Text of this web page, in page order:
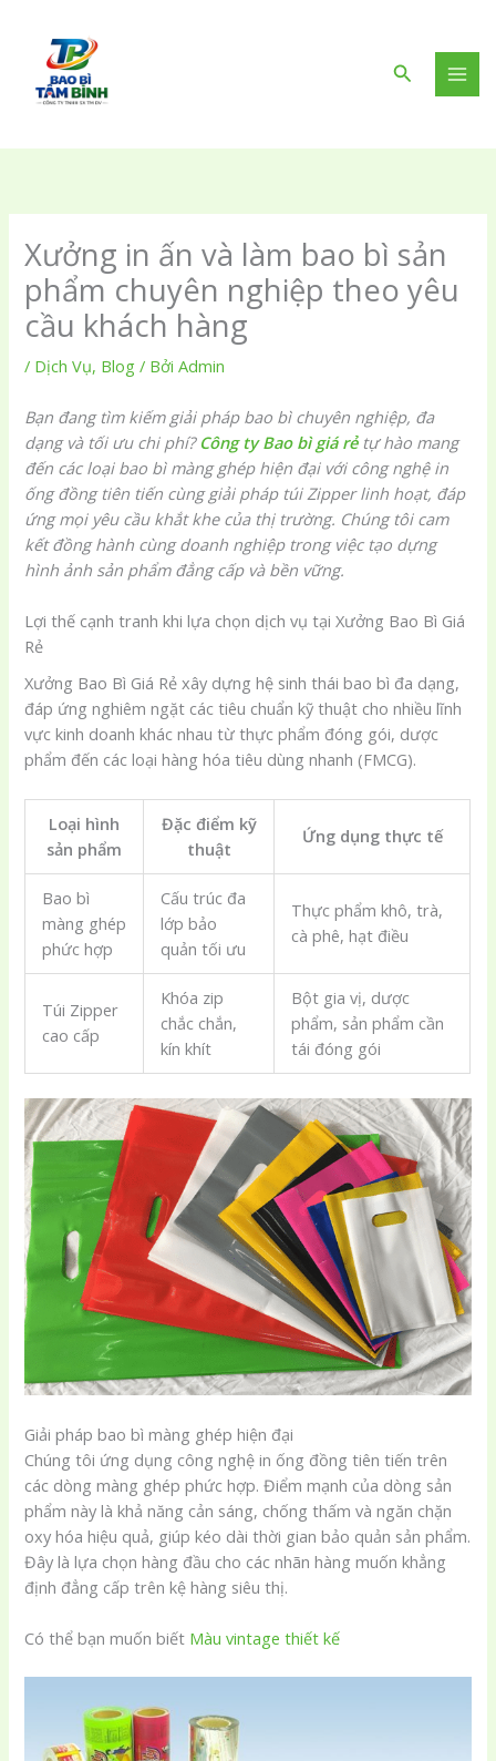
dung
Tìm
kiếm
Xưởng in ấn và làm bao bì sản
phẩm chuyên nghiệp theo yêu
cầu khách hàng
/ Dịch Vụ, Blog / BởiAdmin
Bạn đang tìm kiếm giải pháp bao bì chuyên nghiệp, đa
dạng và tối ưu chi phí? Công ty Bao bì giá rẻtự hào mang
đến các loại bao bì màng ghép hiện đại với công nghệ in
ống đồng tiên tiến cùng giải pháp túi Zipper linh hoạt, đáp
ứng mọi yêu cầu khắt khe của thị trường. Chúng tôi cam
kết đồng hành cùng doanh nghiệp trong việc tạo dựng
hình ảnh sản phẩm đẳng cấp và bền vững.
Lợi thế cạnh tranh khi lựa chọn dịch vụ tại Xưởng Bao Bì Giá
Rẻ
Xưởng Bao Bì Giá Rẻ xây dựng hệ sinh thái bao bì đa dạng,
đáp ứng nghiêm ngặt các tiêu chuẩn kỹ thuật cho nhiều lĩnh
vực kinh doanh khác nhau từ thực phẩm đóng gói, dược
phẩm đến các loại hàng hóa tiêu dùng nhanh (FMCG).
Loại hình
sản phẩm
Đặc điểm kỹ
thuật
Ứng dụng thực tế
Bao bì
màng ghép
phức hợp
Cấu trúc đa
lớp bảo
quản tối ưu
Thực phẩm khô, trà,
cà phê, hạt điều
Túi Zipper
cao cấp
Khóa zip
chắc chắn,
kín khít
Bột gia vị, dược
phẩm, sản phẩm cần
tái đóng gói
Giải pháp bao bì màng ghép hiện đại
Chúng tôi ứng dụng công nghệ in ống đồng tiên tiến trên
các dòng màng ghép phức hợp. Điểm mạnh của dòng sản
phẩm này là khả năng cản sáng, chống thấm và ngăn chặn
oxy hóa hiệu quả, giúp kéo dài thời gian bảo quản sản phẩm.
Đây là lựa chọn hàng đầu cho các nhãn hàng muốn khẳng
định đẳng cấp trên kệ hàng siêu thị.
Có thể bạn muốn biết Màu vintage thiết kế